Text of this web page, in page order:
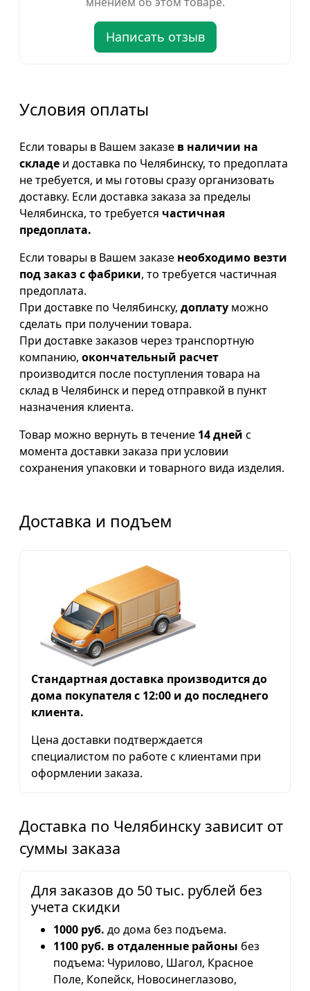
Написать отзыв
Условия оплаты
Если товары в Вашем заказе в наличии на
складе и доставка по Челябинску, то предоплата
не требуется, и мы готовы сразу организовать
доставку. Если доставка заказа за пределы
Челябинска, то требуется частичная
предоплата.
Если товары в Вашем заказе необходимо везти
под заказ с фабрики, то требуется частичная
предоплата.
При доставке по Челябинску, доплату можно
сделать при получении товара.
При доставке заказов через транспортную
компанию, окончательный расчет
производится после поступления товара на
склад в Челябинск и перед отправкой в пункт
назначения клиента.
Товар можно вернуть в течение 14 дней с
момента доставки заказа при условии
сохранения упаковки и товарного вида изделия.
Доставка и подъем
Стандартная доставка производится до
дома покупателя с 12:00 и до последнего
клиента.
Цена доставки подтверждается
специалистом по работе с клиентами при
оформлении заказа.
Доставка по Челябинску зависит от
суммы заказа
Для заказов до 50 тыс. рублей без
учета скидки
1000 руб. до дома без подъема.
1100 руб. в отдаленные районы без
подъема: Чурилово, Шагол, Красное
Поле, Копейск, Новосинеглазово,